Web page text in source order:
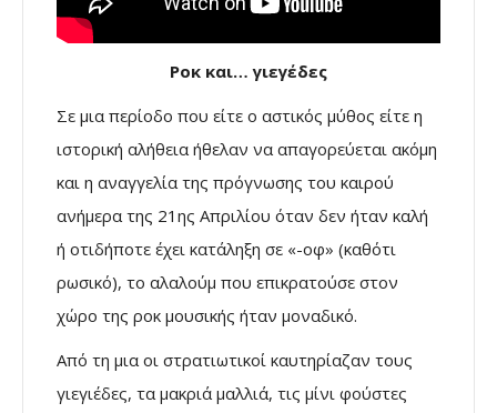
Ροκ και… γιεγέδες
Σε μια περίοδο που είτε ο αστικός μύθος είτε η
ιστορική αλήθεια ήθελαν να απαγορεύεται ακόμη
και η αναγγελία της πρόγνωσης του καιρού
ανήμερα της 21ης Απριλίου όταν δεν ήταν καλή
ή οτιδήποτε έχει κατάληξη σε «-οφ» (καθότι
ρωσικό), το αλαλούμ που επικρατούσε στον
χώρο της ροκ μουσικής ήταν μοναδικό.
Από τη μια οι στρατιωτικοί καυτηρίαζαν τους
γιεγιέδες, τα μακριά μαλλιά, τις μίνι φούστες